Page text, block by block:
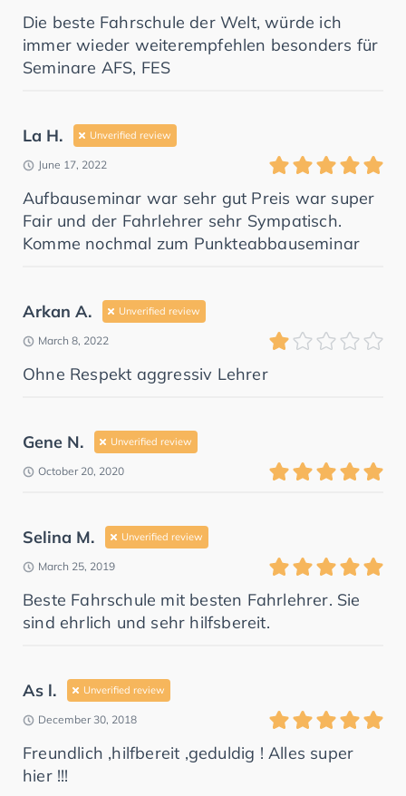
Die beste Fahrschule der Welt, würde ich
immer wieder weiterempfehlen besonders für
Seminare AFS, FES
La H. Unverified review
June 17, 2022
Aufbauseminar war sehr gut Preis war super
Fair und der Fahrlehrer sehr Sympatisch.
Komme nochmal zum Punkteabbauseminar
Arkan A. Unverified review
March 8, 2022
Ohne Respekt aggressiv Lehrer
Gene N. Unverified review
October 20, 2020
Selina M. Unverified review
March 25, 2019
Beste Fahrschule mit besten Fahrlehrer. Sie
sind ehrlich und sehr hilfsbereit.
As l. Unverified review
December 30, 2018
Freundlich ,hilfbereit ,geduldig ! Alles super
hier !!!